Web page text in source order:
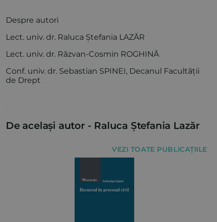
Despre autori
Lect. univ. dr. Raluca Ștefania LAZĂR
Lect. univ. dr. Răzvan-Cosmin ROGHINĂ
Conf. univ. dr. Sebastian SPINEI, Decanul Facultății
de Drept
De același autor - Raluca Ștefania Lazăr
VEZI TOATE PUBLICAȚIILE